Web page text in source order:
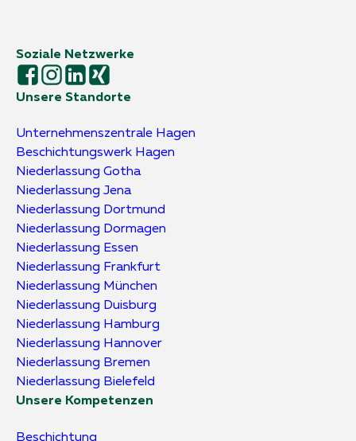
Soziale Netzwerke
Unsere Standorte
Unternehmens­zentrale Hagen
Beschichtungs­werk Hagen
Niederlassung Gotha
Niederlassung Jena
Niederlassung Dortmund
Niederlassung Dormagen
Niederlassung Essen
Niederlassung Frankfurt
Niederlassung München
Niederlassung Duisburg
Niederlassung Hamburg
Niederlassung Hannover
Niederlassung Bremen
Niederlassung Bielefeld
Unsere Kompetenzen
Beschichtung